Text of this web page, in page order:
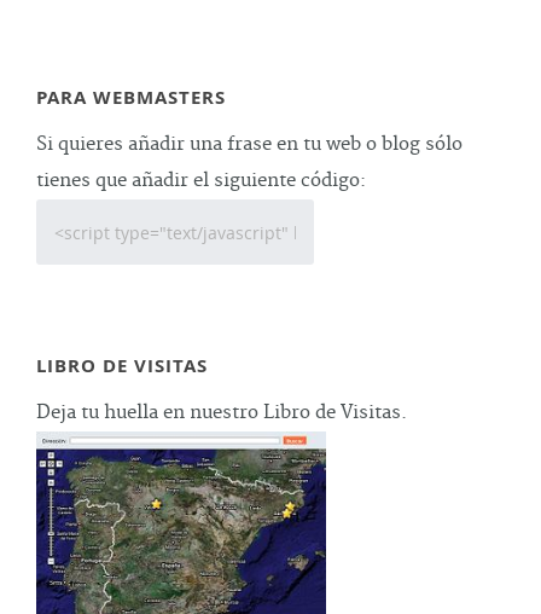
PARA WEBMASTERS
Si quieres añadir una frase en tu web o blog sólo
tienes que añadir el siguiente código:
LIBRO DE VISITAS
Deja tu huella en nuestro Libro de Visitas.